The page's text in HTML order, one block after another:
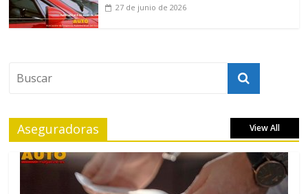
27 de junio de 2026
Aseguradoras View All